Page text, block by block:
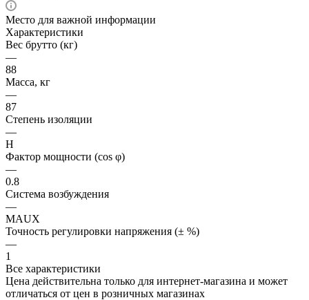
Место для важной информации
Характеристики
Вес брутто (кг)
—
88
Масса, кг
—
87
Степень изоляции
—
H
Фактор мощности (cos φ)
—
0.8
Система возбуждения
—
MAUX
Точность регулировки напряжения (± %)
—
1
Все характеристики
Цена действительна только для интернет-магазина и может
отличаться от цен в розничных магазинах